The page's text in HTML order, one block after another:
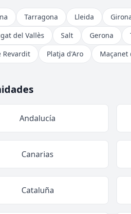
Tarragona Lleida
del Vallès
Salt Gerona
Revardit
Platja d'Aro Maçanet
Andalucía
Canarias
Cataluña